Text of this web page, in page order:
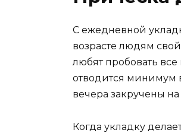
С ежедневной
возрасте людям
любят пробовать
отводится минимум
вечера закручены
Когда укладку